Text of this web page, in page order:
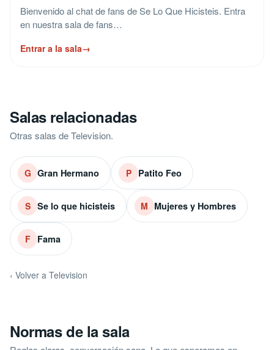
Bienvenido al chat de fans de Se Lo Que Hicisteis. Entra
en nuestra sala de fans…
Entrar a la sala→
Salas relacionadas
Otras salas de Television.
G Gran Hermano P Patito Feo
S Se lo que hicisteis M Mujeres y Hombres
F Fama
‹ Volver a Television
Normas de la sala